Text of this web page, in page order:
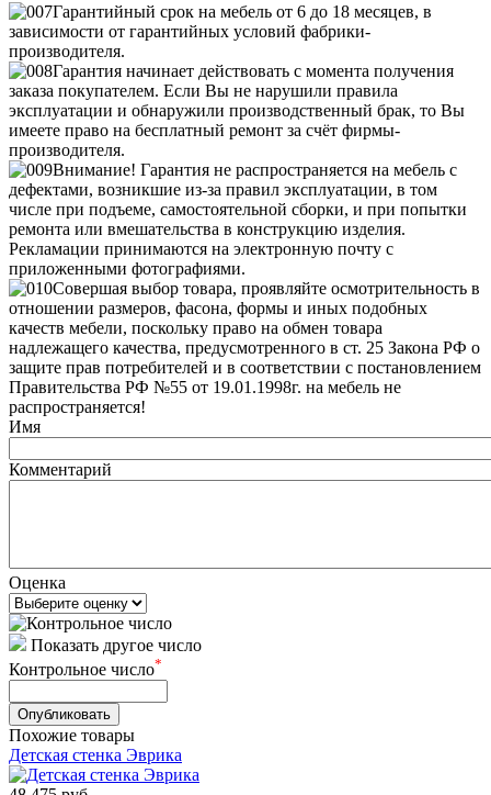
Гарантийный срок на мебель от 6 до 18 месяцев, в
зависимости от гарантийных условий фабрики-
производителя.
Гарантия начинает действовать с момента получения
заказа покупателем. Если Вы не нарушили правила
эксплуатации и обнаружили производственный брак, то Вы
имеете право на бесплатный ремонт за счёт фирмы-
производителя.
Внимание! Гарантия не распространяется на мебель с
дефектами, возникшие из-за правил эксплуатации, в том
числе при подъеме, самостоятельной сборки, и при попытки
ремонта или вмешательства в конструкцию изделия.
Рекламации принимаются на электронную почту с
приложенными фотографиями.
Совершая выбор товара, проявляйте осмотрительность в
отношении размеров, фасона, формы и иных подобных
качеств мебели, поскольку право на обмен товара
надлежащего качества, предусмотренного в ст. 25 Закона РФ о
защите прав потребителей и в соответствии с постановлением
Правительства РФ №55 от 19.01.1998г. на мебель не
распространяется!
Имя
Комментарий
Оценка
Показать другое число
Контрольное число*
Похожие товары
Детская стенка Эврика